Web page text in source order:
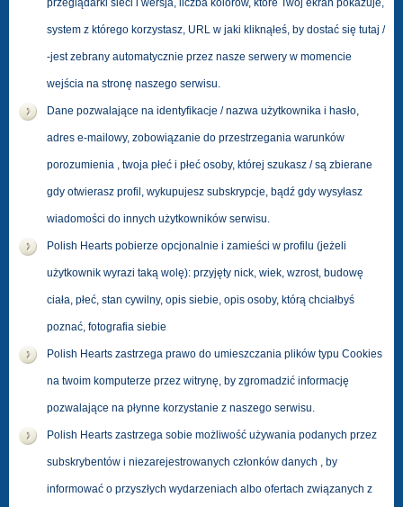
przeglądarki sieci i wersja, liczba kolorów, które Twój ekran pokazuje,
system z którego korzystasz, URL w jaki kliknąłeś, by dostać się tutaj /
-jest zebrany automatycznie przez nasze serwery w momencie
wejścia na stronę naszego serwisu.
Dane pozwalające na identyfikacje / nazwa użytkownika i hasło,
adres e-mailowy, zobowiązanie do przestrzegania warunków
porozumienia , twoja płeć i płeć osoby, której szukasz / są zbierane
gdy otwierasz profil, wykupujesz subskrypcje, bądź gdy wysyłasz
wiadomości do innych użytkowników serwisu.
Polish Hearts pobierze opcjonalnie i zamieści w profilu (jeżeli
użytkownik wyrazi taką wolę): przyjęty nick, wiek, wzrost, budowę
ciała, płeć, stan cywilny, opis siebie, opis osoby, którą chciałbyś
poznać, fotografia siebie
Polish Hearts zastrzega prawo do umieszczania plików typu Cookies
na twoim komputerze przez witrynę, by zgromadzić informację
pozwalające na płynne korzystanie z naszego serwisu.
Polish Hearts zastrzega sobie możliwość używania podanych przez
subskrybentów i niezarejestrowanych członków danych , by
informować o przyszłych wydarzeniach albo ofertach związanych z